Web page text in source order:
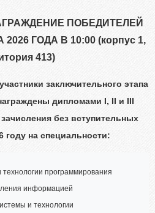
ПОБЕДИТЕЛЕЙ
ГОДА В 10:00 (корпус 1,
413)
заключительного этапа
дипломами I, II и III
без вступительных
году на специальности:
программирования
информацией
и технологии